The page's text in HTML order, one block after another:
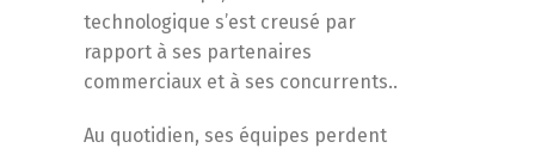
technologique s’est creusé par
rapport à ses partenaires
commerciaux et à ses concurrents..
Au quotidien, ses équipes perdent